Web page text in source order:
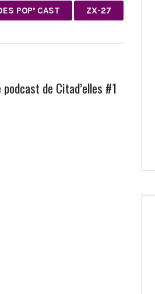
POP’ CAST ZX-27
de Citad’elles #1